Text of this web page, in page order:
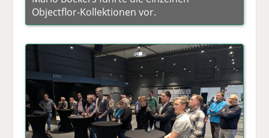
Objectflor-Kollektionen vor.